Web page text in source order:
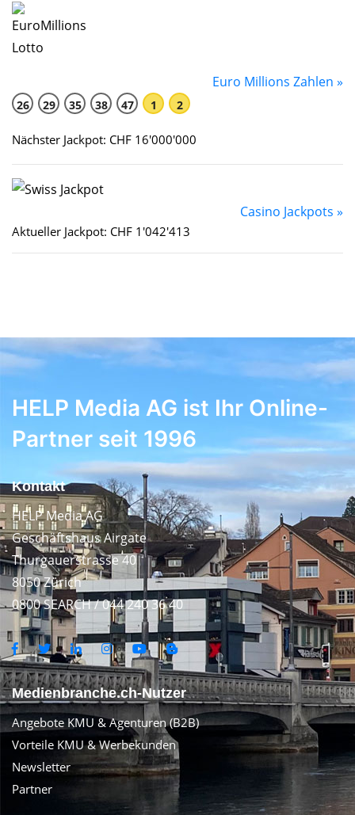
Euro Millions Zahlen »
26 29 35 38 47 1 2
Nächster Jackpot: CHF 16'000'000
Casino Jackpots »
Aktueller Jackpot: CHF 1'042'413
HELP Media AG ist Ihr Online-
Partner seit 1996
Kontakt
HELP Media AG
Geschäftshaus Airgate
Thurgauerstrasse 40
8050 Zürich
0800 SEARCH / 044 240 36 40
Medienbranche.ch-Nutzer
Angebote KMU & Agenturen (B2B)
Vorteile KMU & Werbekunden
Newsletter
Partner